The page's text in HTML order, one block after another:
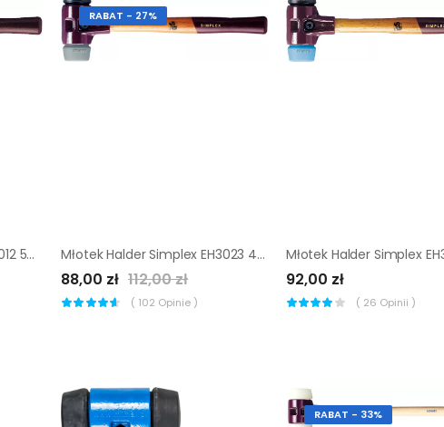
Młotek Halder Simplex EH3012 50 mm (elastomer + gumy)
RABAT - 27%
Młotek Halder Simplex EH3023 40 mm (elastomer + gumy)
88,00 zł 112,00 zł
( 102 Opinie )
92,00 zł
( 26 Opinii )
RABAT - 33%